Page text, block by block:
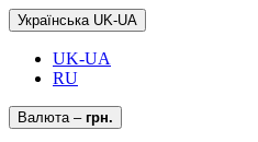
Українська UK-UA
UK-UA
RU
Валюта– грн.